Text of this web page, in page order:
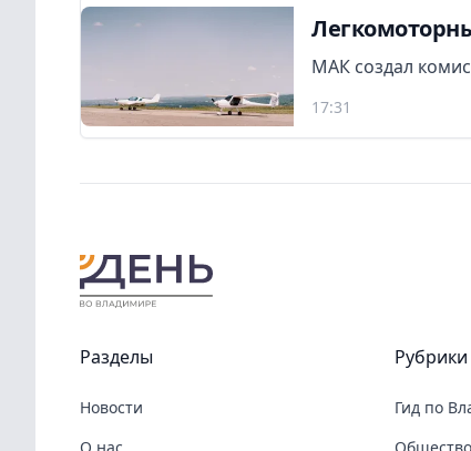
МАК создал
17:31
Разделы
Новости
Рубрики
Гид по